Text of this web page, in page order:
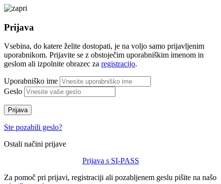
Prijava
Vsebina, do katere želite dostopati, je na voljo samo prijavljenim
uporabnikom. Prijavite se z obstoječim uporabniškim imenom in
geslom ali izpolnite obrazec za registracijo.
Uporabniško ime
Geslo
Prijava
Ste pozabili geslo?
Ostali načini prijave
Prijava s SI-PASS
Za pomoč pri prijavi, registraciji ali pozabljenem geslu pišite na našo